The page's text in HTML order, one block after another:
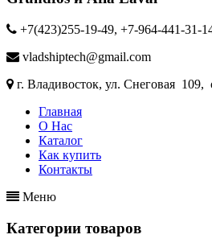
+7(423)255-19-49, +7-964-441-31-
vladshiptech@gmail.com
г. Владивосток, ул. Снеговая 109,
Главная
О Нас
Каталог
Как купить
Контакты
Меню
Категории товаров